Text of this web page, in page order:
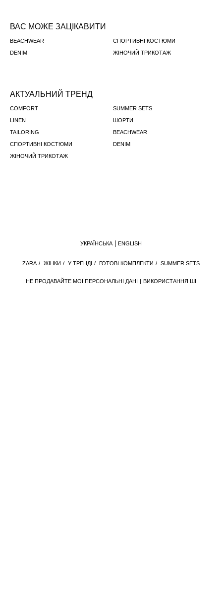
ВАС МОЖЕ ЗАЦІКАВИТИ
BEACHWEAR
СПОРТИВНІ КОСТЮМИ
DENIM
ЖІНОЧИЙ ТРИКОТАЖ
АКТУАЛЬНИЙ ТРЕНД
COMFORT
SUMMER SETS
LINEN
ШОРТИ
TAILORING
BEACHWEAR
СПОРТИВНІ КОСТЮМИ
DENIM
ЖІНОЧИЙ ТРИКОТАЖ
НЕ ПРОДАВАЙТЕ МОЇ ПЕРСОНАЛЬНІ ДАНІ ВИКОРИСТАННЯ ШІ
ZARA / ЖІНКИ / У ТРЕНДІ / ГОТОВІ КОМПЛЕКТИ / SUMMER SETS
УКРАЇНСЬКА ENGLISH